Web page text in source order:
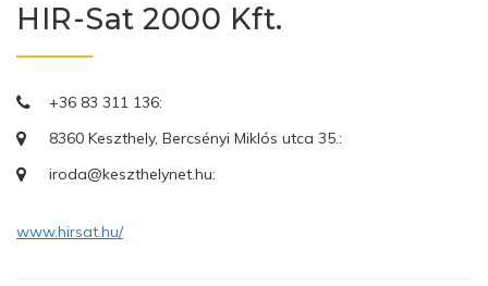
HIR-Sat 2000 Kft.
+36 83 311 136:
8360 Keszthely, Bercsényi Miklós utca 35.:
iroda@keszthelynet.hu:
www.hirsat.hu/